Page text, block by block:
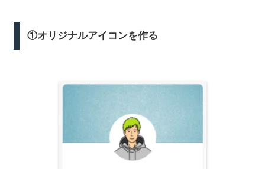
①オリジナルアイコンを作る